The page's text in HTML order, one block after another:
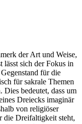
der Art und Weise,
lässt sich der Fokus in
für die
für sakrale Themen
bedeutet, dass um
Dreiecks imaginär
von religiöser
die Dreifaltigkeit steht,